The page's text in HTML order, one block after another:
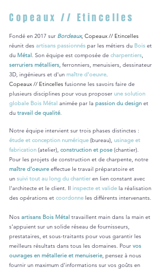
Copeaux // Etincelles
Fondé en 2017 sur Bordeaux, Copeaux // Etincelles
réunit des artisans passionnés par les métiers du Bois et
du Métal. Son équipe est composée de charpentiers,
serruriers métalliers, ferronniers, menuisiers, dessinateur
3D, ingénieurs et d'un maître d'oeuvre.
Copeaux // Etincelles fusionne les savoirs faire de
plusieurs disciplines pour vous proposer une solution
globale Bois Métal animée par la passion du design et
du travail de qualité.
Notre équipe intervient sur trois phases distinctes :
étude et conception numérique (bureau), usinage et
fabrication (atelier), construction et pose (chantier).
Pour les projets de construction et de charpente, notre
maître d'oeuvre effectue le travail préparatoire et
un suivi tout au long du chantier en lien constant avec
l'architecte et le client. Il inspecte et valide la réalisation
des opérations et coordonne les différents intervenants.
Nos artisans Bois Métal travaillent main dans la main et
s’appuient sur un solide réseau de fournisseurs,
prestataires, et sous-traitants pour vous garantir les
meilleurs résultats dans tous les domaines. Pour vos
ouvrages en métallerie et menuiserie, pensez à nous
fournir un maximum d'informations sur vos goûts en